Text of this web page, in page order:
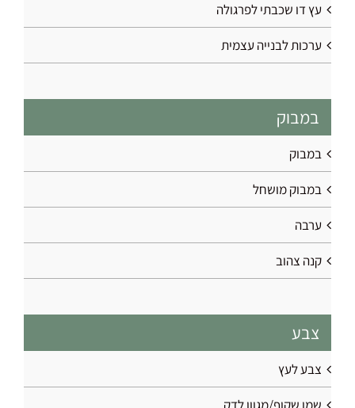
עץ דו שכבתי לפרגולה
ערכות לבנייה עצמית
במבוק
במבוק
במבוק מושחל
ערבה
קנה צהוב
צבע
צבע לעץ